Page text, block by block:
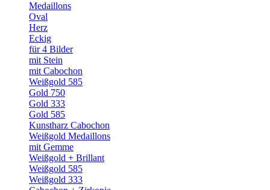
Medaillons
Oval
Herz
Eckig
für 4 Bilder
mit Stein
mit Cabochon
Weißgold 585
Gold 750
Gold 333
Gold 585
Kunstharz Cabochon
Weißgold Medaillons
mit Gemme
Weißgold + Brillant
Weißgold 585
Weißgold 333